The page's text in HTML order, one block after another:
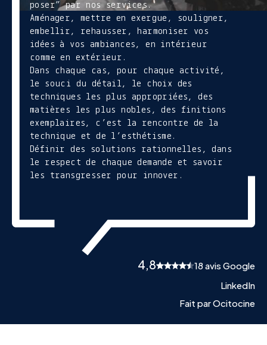
poser” par nos services.
Aménager, mettre en exergue, souligner,
embellir, rehausser, harmoniser vos
idées à vos ambiances, en intérieur
comme en extérieur.
Dans chaque cas, pour chaque activité,
le souci du détail, le choix des
techniques les plus appropriées, des
matières les plus nobles, des finitions
exemplaires, c’est la rencontre de la
technique et de l’esthétisme.
Définir des solutions rationnelles, dans
le respect de chaque demande et savoir
les transgresser pour innover.
4,8
18 avis Google
LinkedIn
Fait par Ocitocine